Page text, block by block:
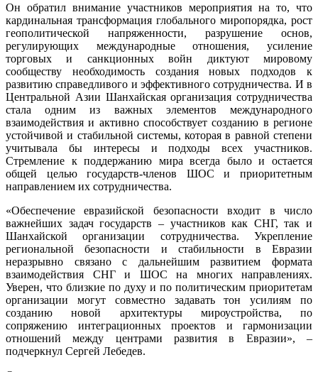
Он обратил внимание участников мероприятия на то, что
кардинальная трансформация глобального миропорядка, рост
геополитической напряженности, разрушение основ,
регулирующих международные отношения, усиление
торговых и санкционных войн диктуют мировому
сообществу необходимость создания новых подходов к
развитию справедливого и эффективного сотрудничества. И в
Центральной Азии Шанхайская организация сотрудничества
стала одним из важных элементов международного
взаимодействия и активно способствует созданию в регионе
устойчивой и стабильной системы, которая в равной степени
учитывала бы интересы и подходы всех участников.
Стремление к поддержанию мира всегда было и остается
общей целью государств-членов ШОС и приоритетным
направлением их сотрудничества.
«Обеспечение евразийской безопасности входит в число
важнейших задач государств – участников как СНГ, так и
Шанхайской организации сотрудничества. Укрепление
региональной безопасности и стабильности в Евразии
неразрывно связано с дальнейшим развитием формата
взаимодействия СНГ и ШОС на многих направлениях.
Уверен, что близкие по духу и по политическим приоритетам
организации могут совместно задавать тон усилиям по
созданию новой архитектуры мироустройства, по
сопряжению интеграционных проектов и гармонизации
отношений между центрами развития в Евразии», –
подчеркнул Сергей Лебедев.